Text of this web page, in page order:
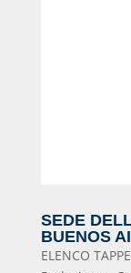
SEDE
BUENOS
ELENCO